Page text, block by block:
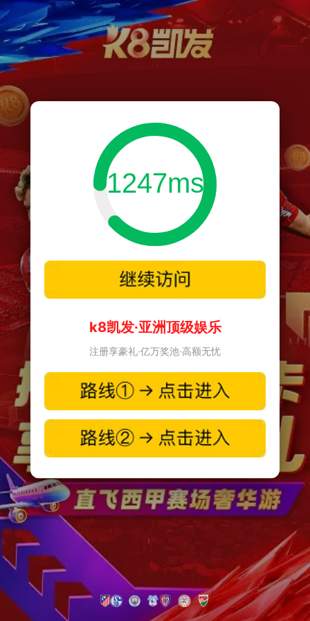
1247ms
k8凯发·亚洲顶级娱乐
注册享豪礼·亿万奖池·高额无忧